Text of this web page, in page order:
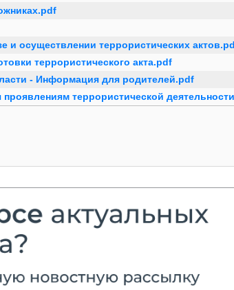
и осуществлении террористических
террористического акта.pdf
- Информация для родителей.pdf
террористической